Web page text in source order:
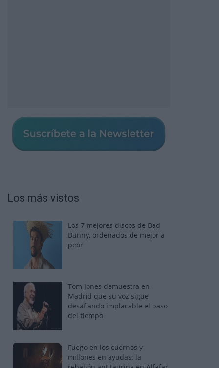
Los más vistos
Los 7 mejores discos de Bad
Bunny, ordenados de mejor a
peor
Tom Jones demuestra en
Madrid que su voz sigue
desafiando implacable el paso
del tiempo
Fuego en los cuernos y
millones en ayudas: la